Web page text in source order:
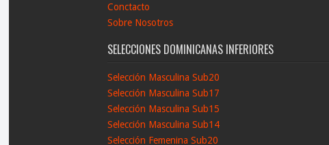
Conctacto
Sobre Nosotros
SELECCIONES DOMINICANAS INFERIORES
Selección Masculina Sub20
Selección Masculina Sub17
Selección Masculina Sub15
Selección Masculina Sub14
Selección Femenina Sub20